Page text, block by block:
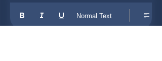
Normal Text